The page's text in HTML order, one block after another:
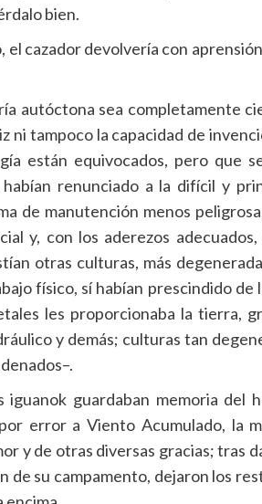
bien.
cazador devolvería con
autóctona sea completamente
ni tampoco la capacidad de
están equivocados, pero que
renunciado a la difícil y
de manutención menos
y, con los aderezos
otras culturas, más
físico, sí habían prescindido de
les proporcionaba la tierra,
y demás; culturas tan
guardaban memoria del
error a Viento Acumulado, la
y de otras diversas gracias; tras
de su campamento, dejaron los